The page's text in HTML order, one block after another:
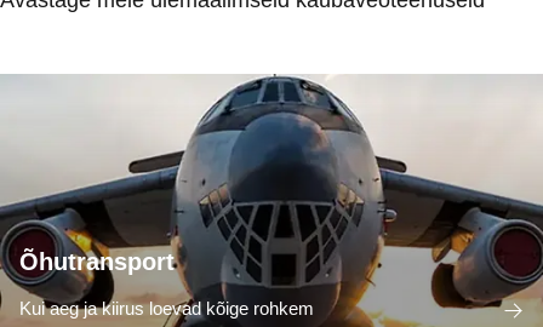
Õhutransport
Kui aeg ja kiirus loevad kõige rohkem